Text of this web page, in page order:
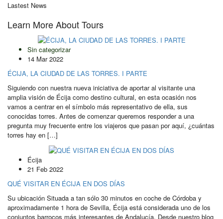
Lastest News
Learn More About Tours
Sin categorizar
14 Mar 2022
ÉCIJA, LA CIUDAD DE LAS TORRES. I PARTE
Siguiendo con nuestra nueva iniciativa de aportar al visitante una
amplia visión de Écija como destino cultural, en esta ocasión nos
vamos a centrar en el símbolo más representativo de ella, sus
conocidas torres. Antes de comenzar queremos responder a una
pregunta muy frecuente entre los viajeros que pasan por aquí, ¿cuántas
torres hay en […]
Écija
21 Feb 2022
QUÉ VISITAR EN ÉCIJA EN DOS DÍAS
Su ubicación Situada a tan sólo 30 minutos en coche de Córdoba y
aproximadamente 1 hora de Sevilla, Écija está considerada uno de los
conjuntos barrocos más interesantes de Andalucía. Desde nuestro blog